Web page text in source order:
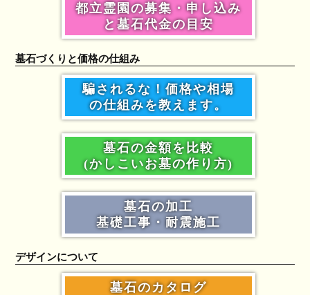
都立霊園の募集・申し込み
と墓石代金の目安
墓石づくりと価格の仕組み
騙されるな！価格や相場
の仕組みを教えます。
墓石の金額を比較
(かしこいお墓の作り方)
墓石の加工
基礎工事・耐震施工
デザインについて
墓石のカタログ